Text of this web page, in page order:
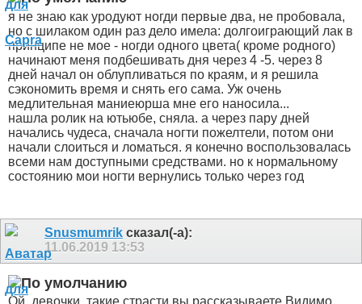
я не знаю как уродуют ногди первые два, не пробовала,
но с шилаком один раз дело имела: долгоиграющий лак в
принципе не мое - ногди одного цвета( кроме родного)
начинают меня подбешивать дня через 4 -5. через 8
дней начал он облупливаться по краям, и я решила
сэкономить время и снять его сама. Уж очень
медлительная маниеюрша мне его наносила...
нашла ролик на ютьюбе, сняла. а через пару дней
начались чудеса, сначала ногти пожелтели, потом они
начали слоиться и ломаться. я конечно воспользовалась
всеми нам доступными средствами. но к нормальному
состоянию мои ногти вернулись только через год
Snusmumrik сказал(-а):
11.06.2019 13:53